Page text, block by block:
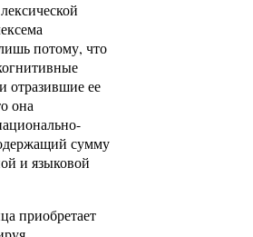
потому, что
отразившие ее
она
сумму
и языковой
приобретает